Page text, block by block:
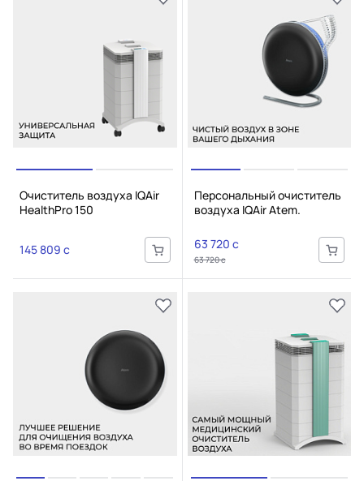
Очиститель воздуха IQAir
HealthPro 150
145 809 c
Персональный очиститель
воздуха IQAir Atem.
63 720 c
63 720 c